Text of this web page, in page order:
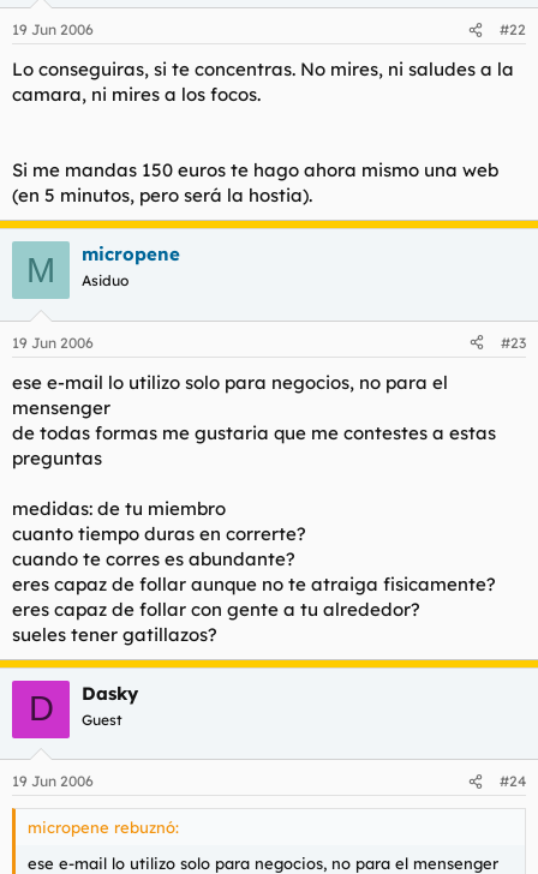
19 Jun 2006 #22
Lo conseguiras, si te concentras. No mires, ni saludes a la
camara, ni mires a los focos.
Si me mandas 150 euros te hago ahora mismo una web
(en 5 minutos, pero será la hostia).
M micropene
Asiduo
19 Jun 2006 #23
ese e-mail lo utilizo solo para negocios, no para el
mensenger
de todas formas me gustaria que me contestes a estas
preguntas
medidas: de tu miembro
cuanto tiempo duras en correrte?
cuando te corres es abundante?
eres capaz de follar aunque no te atraiga fisicamente?
eres capaz de follar con gente a tu alrededor?
sueles tener gatillazos?
D Dasky
Guest
19 Jun 2006 #24
micropene rebuznó:
ese e-mail lo utilizo solo para negocios, no para el mensenger